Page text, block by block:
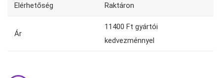
Elérhetőség Raktáron
Ár
11400 Ft gyártói
kedvezménnyel